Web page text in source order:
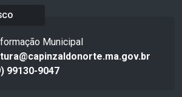
Municipal
99130-9047